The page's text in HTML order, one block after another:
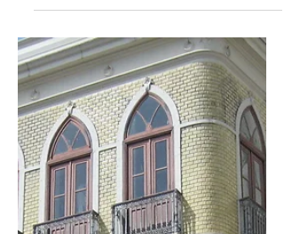
Recortes de trechos do artigo publicado no
Arquimemória 6